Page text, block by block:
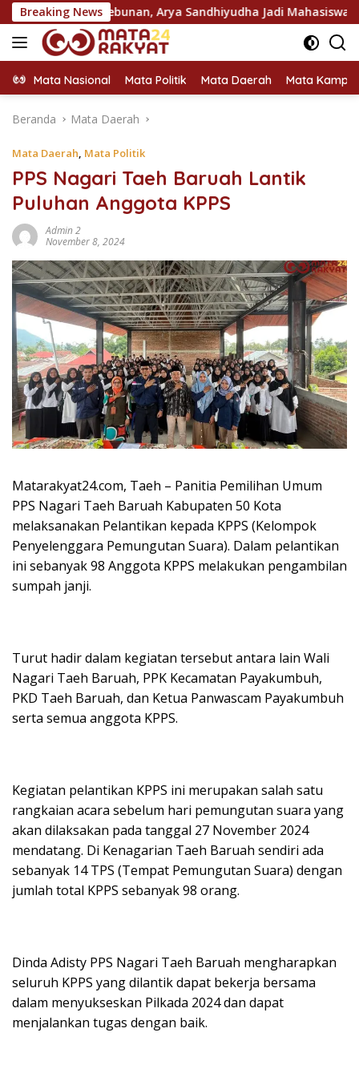
Langsung
ke
konten
Breaking NewsArya Sandhiyudha Jadi Mahasiswa Angkatan
Mata Nasional Mata Politik Mata Daerah Mata
Beranda Mata Daerah
Mata Daerah, Mata Politik
PPS Nagari Taeh Baruah Lantik
Puluhan Anggota KPPS
Admin 2
November 8, 2024
Matarakyat24.com, Taeh – Panitia Pemilihan Umum
PPS Nagari Taeh Baruah Kabupaten 50 Kota
melaksanakan Pelantikan kepada KPPS (Kelompok
Penyelenggara Pemungutan Suara). Dalam pelantikan
ini sebanyak 98 Anggota KPPS melakukan pengambilan
sumpah janji.
Turut hadir dalam kegiatan tersebut antara lain Wali
Nagari Taeh Baruah, PPK Kecamatan Payakumbuh,
PKD Taeh Baruah, dan Ketua Panwascam Payakumbuh
serta semua anggota KPPS.
Kegiatan pelantikan KPPS ini merupakan salah satu
rangkaian acara sebelum hari pemungutan suara yang
akan dilaksakan pada tanggal 27 November 2024
mendatang. Di Kenagarian Taeh Baruah sendiri ada
sebanyak 14 TPS (Tempat Pemungutan Suara) dengan
jumlah total KPPS sebanyak 98 orang.
Dinda Adisty PPS Nagari Taeh Baruah mengharapkan
seluruh KPPS yang dilantik dapat bekerja bersama
dalam menyukseskan Pilkada 2024 dan dapat
menjalankan tugas dengan baik.